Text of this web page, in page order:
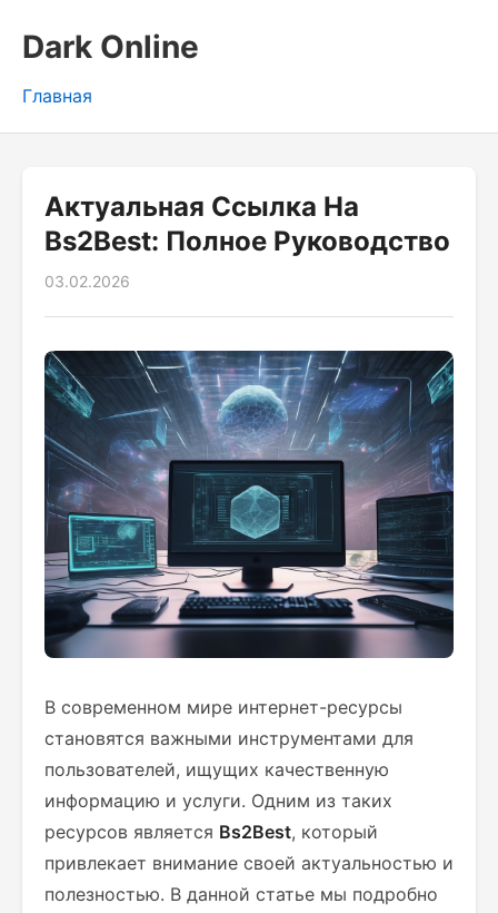
Dark Online
Главная
Актуальная Ссылка На
Bs2Best: Полное Руководство
03.02.2026
В современном мире интернет-ресурсы
становятся важными инструментами для
пользователей, ищущих качественную
информацию и услуги. Одним из таких
ресурсов является Bs2Best, который
привлекает внимание своей актуальностью и
полезностью. В данной статье мы подробно